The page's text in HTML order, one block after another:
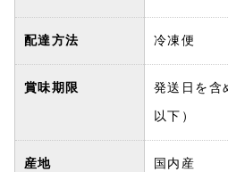
配達方法 冷凍便
賞味期限 発送日を含
以下）
産地 国内産